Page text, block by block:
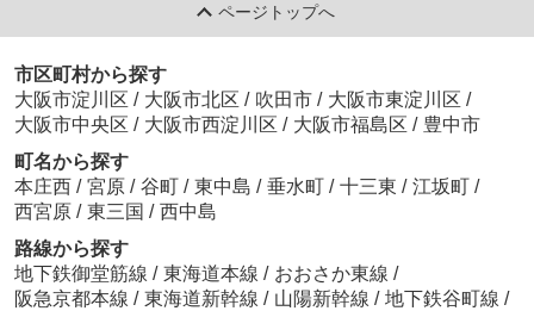
ページトップへ
市区町村から探す
大阪市淀川区 / 大阪市北区 / 吹田市 / 大阪市東淀川区 /
大阪市中央区 / 大阪市西淀川区 / 大阪市福島区 / 豊中市
町名から探す
本庄西 / 宮原 / 谷町 / 東中島 / 垂水町 / 十三東 / 江坂町 /
西宮原 / 東三国 / 西中島
路線から探す
地下鉄御堂筋線 / 東海道本線 / おおさか東線 /
阪急京都本線 / 東海道新幹線 / 山陽新幹線 / 地下鉄谷町線 /